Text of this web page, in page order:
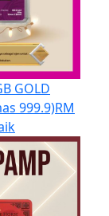
GOLD
999.9)RM